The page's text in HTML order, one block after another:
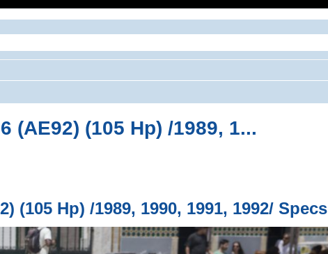
(AE92) (105 Hp) /1989, 1...
(105 Hp) /1989, 1990, 1991, 1992/ Specs